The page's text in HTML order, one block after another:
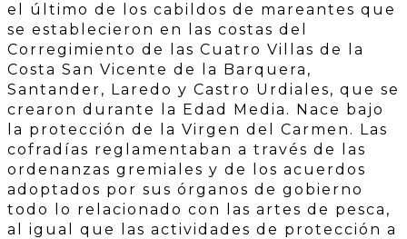
el último de los cabildos de mareantes que
se establecieron en las costas del
Corregimiento de las Cuatro Villas de la
Costa San Vicente de la Barquera,
Santander, Laredo y Castro Urdiales, que se
crearon durante la Edad Media. Nace bajo
la protección de la Virgen del Carmen. Las
cofradías reglamentaban a través de las
ordenanzas gremiales y de los acuerdos
adoptados por sus órganos de gobierno
todo lo relacionado con las artes de pesca,
al igual que las actividades de protección a